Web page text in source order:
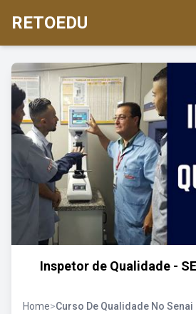
RETOEDU
Inspetor de Qualidade -
Home>Curso De Qualidade No Senai